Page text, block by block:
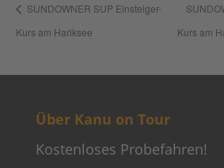
SUNDOWNER SUP Einsteiger-
Kurs am Hariksee
Kurs am
Über Kanu on Tour
Kostenloses Probefahren!